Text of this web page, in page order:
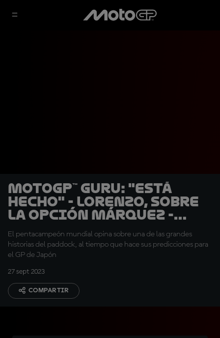
MotoGP™ Guru: "Está
hecho" - Lorenzo, sobre
la opción Márquez -
Gresini
El pentacampeón mundial opina sobre una de las grandes
historias del paddock, al tiempo que hace sus predicciones para
el GP de Japón
27 sept 2023
COMPARTIR